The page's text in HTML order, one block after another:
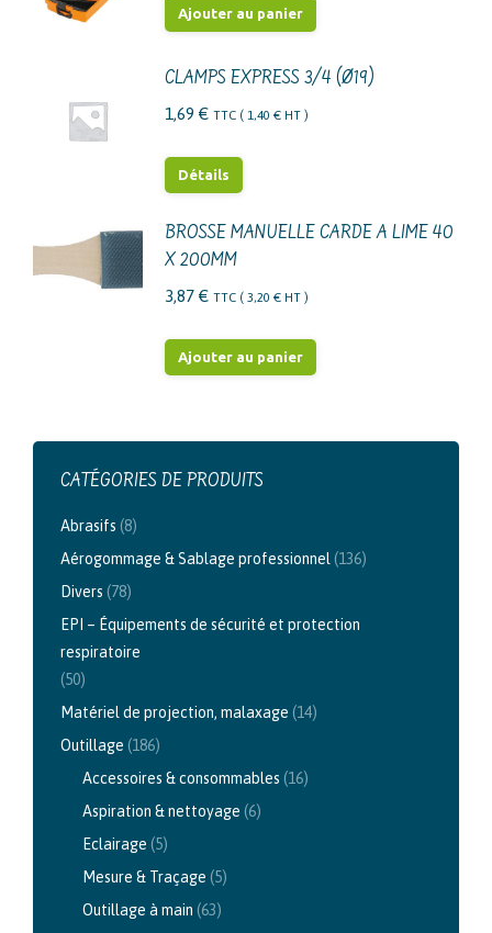
initial
43,44 €.
actuel
34,75 €.
Ajouter au panier
CLAMPS EXPRESS 3/4 (Ø19)
1,69 € TTC ( 1,40 € HT )
Détails
BROSSE MANUELLE CARDE A LIME 40
X 200MM
3,87 € TTC ( 3,20 € HT )
Ajouter au panier
CATÉGORIES DE PRODUITS
Abrasifs (8)
Aérogommage & Sablage professionnel (136)
Divers (78)
EPI – Équipements de sécurité et protection
respiratoire
(50)
Matériel de projection, malaxage (14)
Outillage (186)
Accessoires & consommables (16)
Aspiration & nettoyage (6)
Eclairage (5)
Mesure & Traçage (5)
Outillage à main (63)